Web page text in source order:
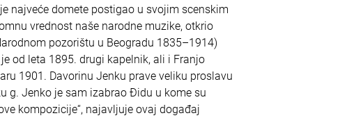
najveće domete postigao u svojim scenskim
vrednost naše narodne muzike, otkrio
pozorištu u Beogradu 1835–1914)
od leta 1895. drugi kapelnik, ali i Franjo
1901. Davorinu Jenku prave veliku proslavu
g. Jenko je sam izabrao Đidu u kome su
kompozicije“, najavljuje ovaj događaj